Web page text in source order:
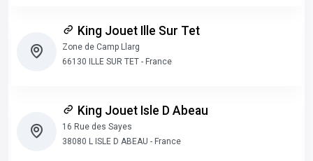
King Jouet Ille Sur Tet
Zone de Camp Llarg
66130 ILLE SUR TET - France
King Jouet Isle D Abeau
16 Rue des Sayes
38080 L ISLE D ABEAU - France